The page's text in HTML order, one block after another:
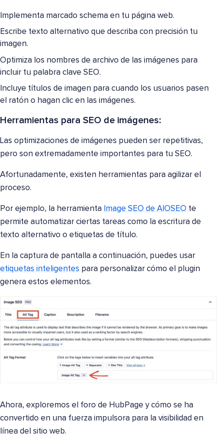
Implementa marcado schema en tu página web.
Escribe texto alternativo que describa con precisión tu
imagen.
Optimiza los nombres de archivo de las imágenes para
incluir tu palabra clave SEO.
Incluye títulos de imagen para cuando los usuarios pasen
el ratón o hagan clic en las imágenes.
Herramientas para SEO de imágenes:
Las optimizaciones de imágenes pueden ser repetitivas,
pero son extremadamente importantes para tu SEO.
Afortunadamente, existen herramientas para agilizar el
proceso.
Por ejemplo, la herramienta Image SEO de AIOSEO te
permite automatizar ciertas tareas como la escritura de
texto alternativo o etiquetas de título.
En la captura de pantalla a continuación, puedes usar
etiquetas inteligentes para personalizar cómo el plugin
genera estos elementos.
Ahora, exploremos el foro de HubPage y cómo se ha
convertido en una fuerza impulsora para la visibilidad en
línea del sitio web.